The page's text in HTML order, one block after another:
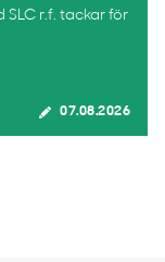
r.f. tackar för
07.08.2026